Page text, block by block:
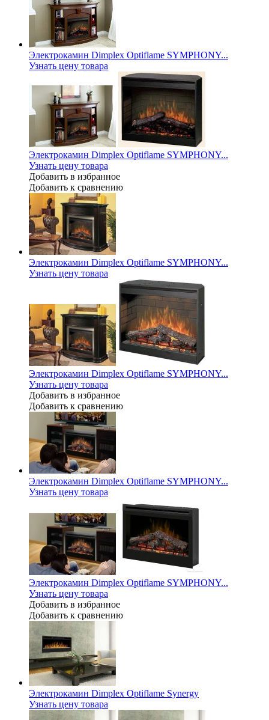
Электрокамин Dimplex Optiflame SYMPHONY...
Узнать цену товара
Электрокамин Dimplex Optiflame SYMPHONY...
Узнать цену товара
Добавить в избранное
Добавить к сравнению
Электрокамин Dimplex Optiflame SYMPHONY...
Узнать цену товара
Электрокамин Dimplex Optiflame SYMPHONY...
Узнать цену товара
Добавить в избранное
Добавить к сравнению
Электрокамин Dimplex Optiflame SYMPHONY...
Узнать цену товара
Электрокамин Dimplex Optiflame SYMPHONY...
Узнать цену товара
Добавить в избранное
Добавить к сравнению
Электрокамин Dimplex Optiflame Synergy
Узнать цену товара